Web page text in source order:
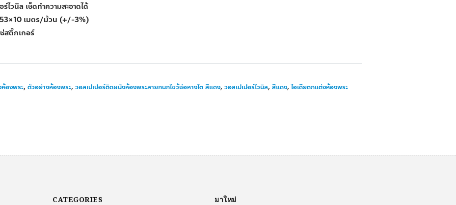
ร์ไวนิล เช็ดทำความสะอาดได้
เมตร/ม้วน (+/-3%)
สติ๊กเกอร์
องพระ, ตัวอย่างห้องพระ, วอลเปเปอร์ติดผนังห้องพระลายกนกไขว้ช่อหางโต สีแดง, วอลเปเปอร์ไวนิล, สีแดง,ไอเดียตกแต่งห้องพระ
CATEGORIES มาใหม่